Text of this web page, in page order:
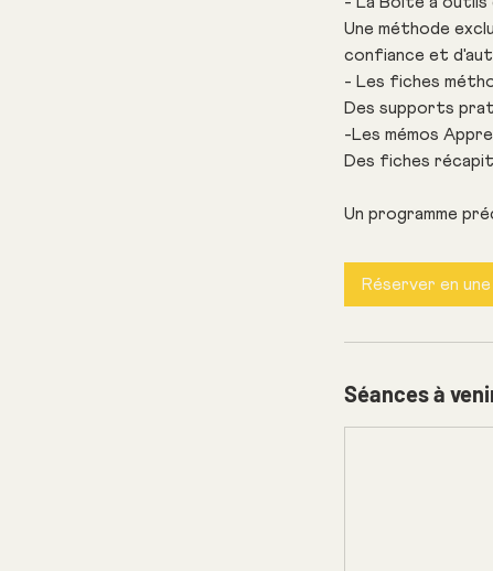
Une méthode
confiance et
- Les fiches
Des supports
-Les mémos
Des fiches
Un programme
Réserver en
Séances à